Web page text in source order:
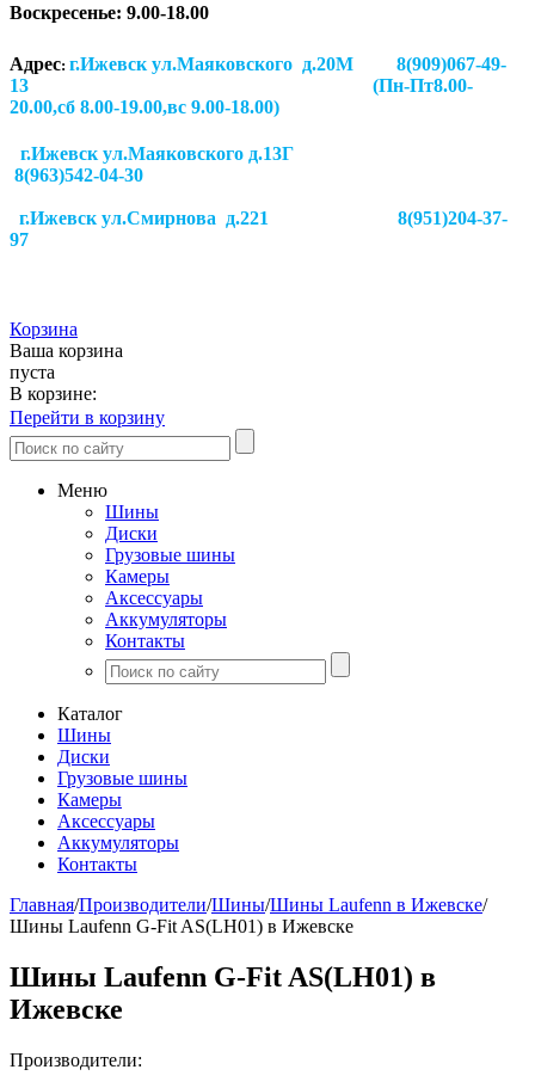
Воскресенье: 9.00-18.00
Адрес: г.Ижевск ул.Маяковского д.20М 8(909)067-49-
13 (Пн-Пт8.00-
20.00,сб 8.00-19.00,вс 9.00-18.00)
г.Ижевск ул.Маяковского д.13Г
8(963)542-04-30
г.Ижевск ул.Смирнова д.221
8(951)204-37-
97
Корзина
Ваша корзина
пуста
В корзине:
Перейти в корзину
Меню
Шины
Диски
Грузовые шины
Камеры
Аксессуары
Аккумуляторы
Контакты
Каталог
Шины
Диски
Грузовые шины
Камеры
Аксессуары
Аккумуляторы
Контакты
Главная/Производители/Шины/Шины Laufenn в Ижевске/
Шины Laufenn G-Fit AS(LH01) в Ижевске
Шины Laufenn G-Fit AS(LH01) в
Ижевске
Производители: